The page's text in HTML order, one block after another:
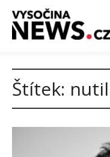
Štítek: nutil